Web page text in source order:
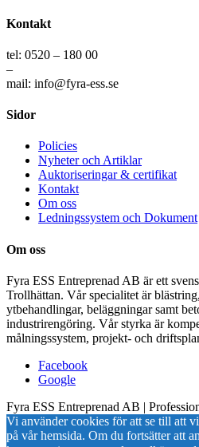
Kontakt
tel: 0520 – 180 00
–
mail: info@fyra-ess.se
Sidor
Policies
Nyheter och Artiklar
Auktoriseringar & certifikat
Kontakt
Om oss
Ledningssystem och Dokument
Om oss
Fyra ESS Entreprenad AB är ett
Trollhättan. Vår specialitet är
ytbehandlingar, beläggningar samt
industrirengöring. Vår styrka är
målningssystem, projekt- och
Facebook
Google
Fyra ESS Entreprenad AB |
Vi använder cookies för att se till att vi
på vår hemsida. Om du fortsätter att